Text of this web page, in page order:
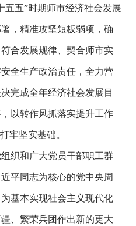
五五”时期师市经济社会发展
，精准攻坚短板弱项，确
合发展规律、契合师市实
全生产政治责任，全力营
完成全年经济社会发展目
以转作风抓落实提升工作
牢坚实基础。
织和广大党员干部职工群
平同志为核心的党中央周
基本实现社会主义现代化
、繁荣兵团作出新的更大